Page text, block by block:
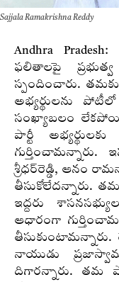
Sajjala Ramakrishna Reddy
Andhra
ఫలితాలపై
స్పందించారు.
అభ్యర్థులను
సంఖ్యాబలం
పార్టీ
గుర్తించామన్నారు.
శ్రీధర్‌రెడ్డి, ఆనం
తీసుకోలేదన్నారు.
ఇద్దరు
ఆధారంగా
తీసుకుంటామన్నారు.
నాయుడు
దిగారన్నారు. తమ